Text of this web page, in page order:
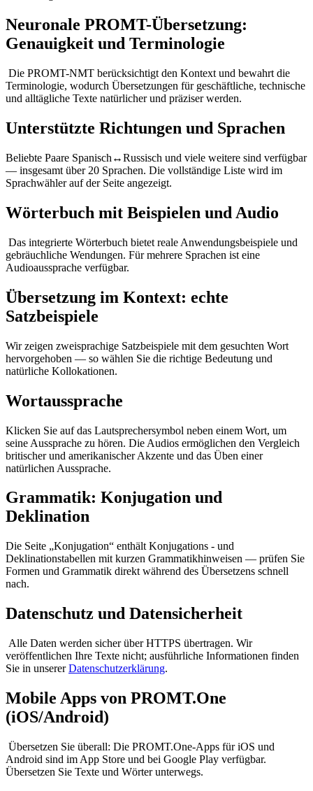
Neuronale PROMT-Übersetzung:
Genauigkeit und Terminologie
Die PROMT-NMT berücksichtigt den Kontext und bewahrt die
Terminologie, wodurch Übersetzungen für geschäftliche, technische
und alltägliche Texte natürlicher und präziser werden.
Unterstützte Richtungen und Sprachen
Beliebte Paare Spanisch↔Russisch und viele weitere sind verfügbar
— insgesamt über 20 Sprachen. Die vollständige Liste wird im
Sprachwähler auf der Seite angezeigt.
Wörterbuch mit Beispielen und Audio
Das integrierte Wörterbuch bietet reale Anwendungsbeispiele und
gebräuchliche Wendungen. Für mehrere Sprachen ist eine
Audioaussprache verfügbar.
Übersetzung im Kontext: echte
Satzbeispiele
Wir zeigen zweisprachige Satzbeispiele mit dem gesuchten Wort
hervorgehoben — so wählen Sie die richtige Bedeutung und
natürliche Kollokationen.
Wortaussprache
Klicken Sie auf das Lautsprechersymbol neben einem Wort, um
seine Aussprache zu hören. Die Audios ermöglichen den Vergleich
britischer und amerikanischer Akzente und das Üben einer
natürlichen Aussprache.
Grammatik: Konjugation und
Deklination
Die Seite „Konjugation“ enthält Konjugations - und
Deklinationstabellen mit kurzen Grammatikhinweisen — prüfen Sie
Formen und Grammatik direkt während des Übersetzens schnell
nach.
Datenschutz und Datensicherheit
Alle Daten werden sicher über HTTPS übertragen. Wir
veröffentlichen Ihre Texte nicht; ausführliche Informationen finden
Sie in unsererDatenschutzerklärung.
Mobile Apps von PROMT.One
(iOS/Android)
Übersetzen Sie überall: Die PROMT.One-Apps für iOS und
Android sind im App Store und bei Google Play verfügbar.
Übersetzen Sie Texte und Wörter unterwegs.